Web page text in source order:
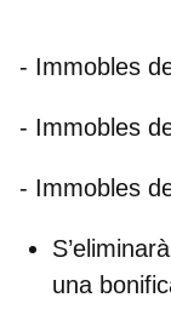
- Immobles
- Immobles
- Immobles
una